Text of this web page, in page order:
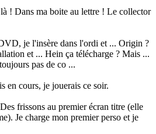
! Dans ma boite au lettre ! Le collector
je l'insère dans l'ordi et ... Origin ?
et ... Hein ça télécharge ? Mais ...
pas de co ...
en cours, je jouerais ce soir.
frissons au premier écran titre (elle
Je charge mon premier perso et je